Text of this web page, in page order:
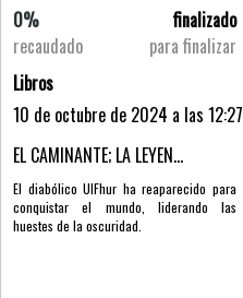
0%
recaudado
finalizado
para finalizar
Libros
10 de octubre de 2024 a las 12:27
EL CAMINANTE; LA LEYEN...
El diabólico UlFhur ha reaparecido para
conquistar el mundo, liderando las
huestes de la oscuridad.